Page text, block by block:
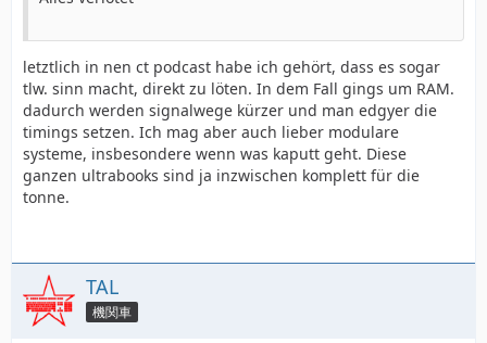
letztlich in nen ct podcast habe ich gehört, dass es sogar
tlw. sinn macht, direkt zu löten. In dem Fall gings um RAM.
dadurch werden signalwege kürzer und man edgyer die
timings setzen. Ich mag aber auch lieber modulare
systeme, insbesondere wenn was kaputt geht. Diese
ganzen ultrabooks sind ja inzwischen komplett für die
tonne.
TAL
機関車